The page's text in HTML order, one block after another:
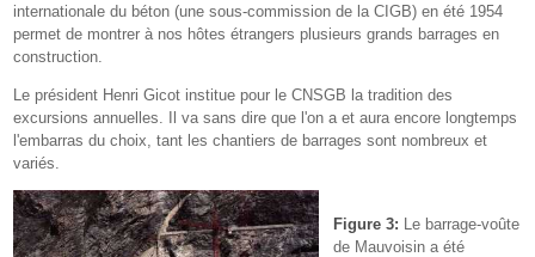
internationale du béton (une sous-commission de la CIGB) en été 1954
permet de montrer à nos hôtes étrangers plusieurs grands barrages en
construction.
Le président Henri Gicot institue pour le CNSGB la tradition des
excursions annuelles. Il va sans dire que l'on a et aura encore longtemps
l'embarras du choix, tant les chantiers de barrages sont nombreux et
variés.
Figure 3: Le barrage-voûte
de Mauvoisin a été